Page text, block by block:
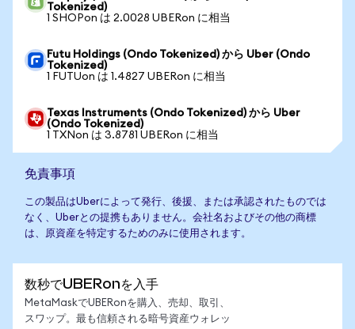
Tokenized)
1 SHOPon は 2.0028 UBERon に相当
Futu Holdings (Ondo Tokenized) から Uber (Ondo
Tokenized)
1 FUTUon は 1.4827 UBERon に相当
Texas Instruments (Ondo Tokenized) から Uber
(Ondo Tokenized)
1 TXNon は 3.8781 UBERon に相当
免責事項
この製品はUberによって発行、後援、または承認されたものでは
なく、Uberとの提携もありません。会社名およびその他の商標
は、原資産を特定するためのみに使用されます。
数秒でUBERonを入手
MetaMaskでUBERonを購入、売却、取引、
スワップ。最も信頼される暗号資産ウォレッ